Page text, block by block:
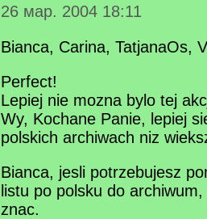
26 мар. 2004 18:11
Bianca, Carina, TatjanaOs,
Perfect!
Lepiej nie mozna bylo tej
Wy, Kochane Panie, lepiej
polskich archiwach niz
Bianca, jesli potrzebujesz
listu po polsku do
znac.